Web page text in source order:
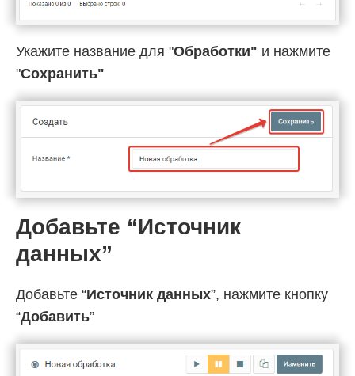
Укажите название для "Обработки" и нажмите
"Cохранить"
Добавьте “Источник
данных”
Добавьте “Источник данных”, нажмите кнопку
“Добавить”